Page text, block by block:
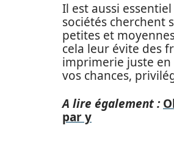
Il est aussi
sociétés cherchent
petites et
cela leur évite des
imprimerie juste
vos chances,
A lire également :
par y